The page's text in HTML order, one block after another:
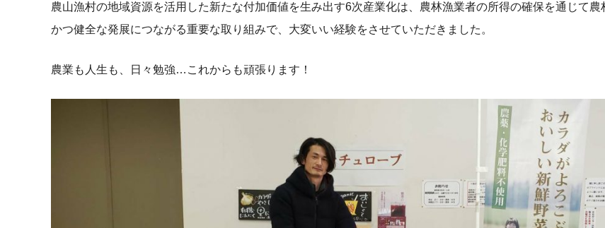
農山漁村の地域資源を活用した新たな付加価値を生み出す6次産業化は、農林漁業者の所得の確保を通じて農
かつ健全な発展につながる重要な取り組みで、大変いい経験をさせていただきました。
農業も人生も、日々勉強…これからも頑張ります！